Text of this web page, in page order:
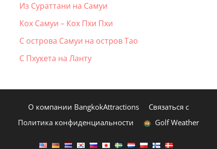
Из Сураттани на Самуи
Кох Самуи – Кох Пхи Пхи
С острова Самуи на остров Тао
С Пхукета на Ланту
О компании BangkokAttractions
Связаться с
Политика конфиденциальности
Golf Weather